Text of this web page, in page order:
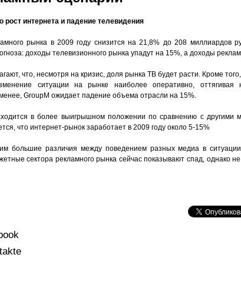
рост интернета и падение телевидения
рынка в 2009 году снизится на 21,8% до 208 миллиардов
доходы телевизионного рынка упадут на 15%, а доходы
что, несмотря на кризис, доля рынка ТВ будет расти. Кроме
ситуации на рынке наиболее оперативно,
GroupM ожидает падение объема отрасли на 15%.
в более выигрышном положении по сравнению с другими
что интернет-рынок заработает в 2009 году около 5-15%
большие различия между поведением разных медиа в
сектора рекламного рынка сейчас показывают спад, однако